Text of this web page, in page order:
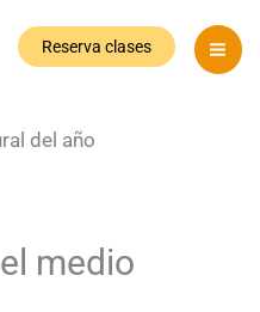
Reserva clases
del año
medio